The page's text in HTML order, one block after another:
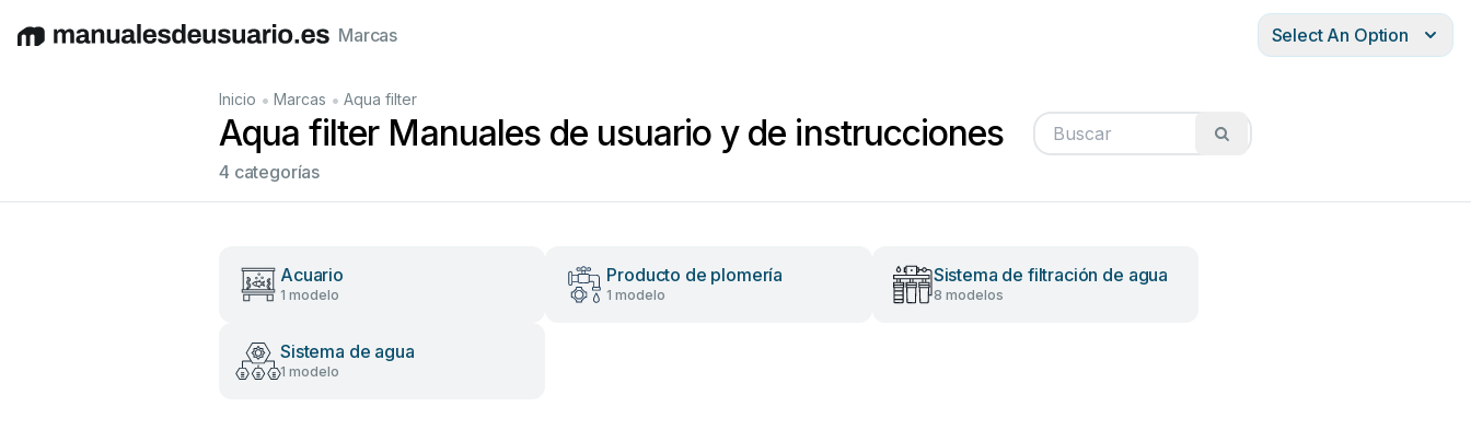
EnglishDeutschEspañolItaliano Français
Marcas Select An Option
Inicio • Marcas • Aqua filter
Aqua filter Manuales de usuario y de instrucciones
4 categorías
Acuario
1 modelo
Producto de plomería
1 modelo
Sistema de filtración de agua
8 modelos
Sistema de agua
1 modelo